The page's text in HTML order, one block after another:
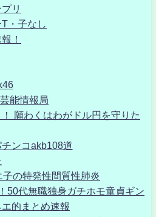
リ
・子なし
！
能情報局
願わくはわがドル円を守りた
ンコakb108道
の特発性間質性肺炎
50代無職独身ガチホモ童貞ギン
的まとめ速報